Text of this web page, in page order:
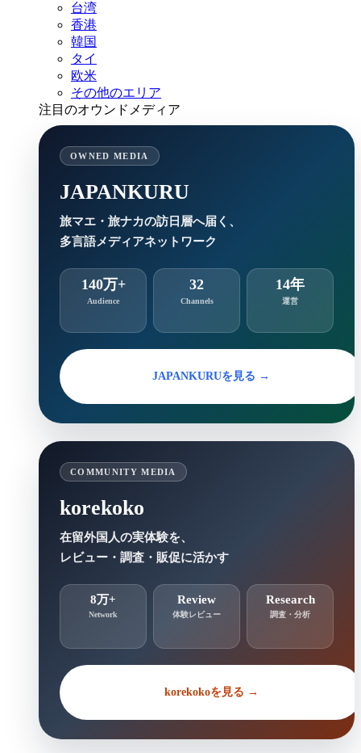
台湾
香港
韓国
タイ
欧米
その他のエリア
注目のオウンドメディア
OWNED MEDIA
JAPANKURU
旅マエ・旅ナカの訪日層へ届く、
多言語メディアネットワーク
140万+
Audience
32
Channels
14年
運営
JAPANKURUを見る →
COMMUNITY MEDIA
korekoko
在留外国人の実体験を、
レビュー・調査・販促に活かす
8万+
Network
Review
体験レビュー
Research
調査・分析
korekokoを見る →